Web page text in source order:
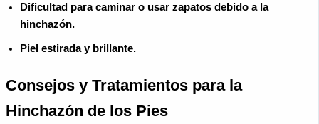
Dificultad para caminar o usar zapatos debido a la
hinchazón.
Piel estirada y brillante.
Consejos y Tratamientos para la
Hinchazón de los Pies